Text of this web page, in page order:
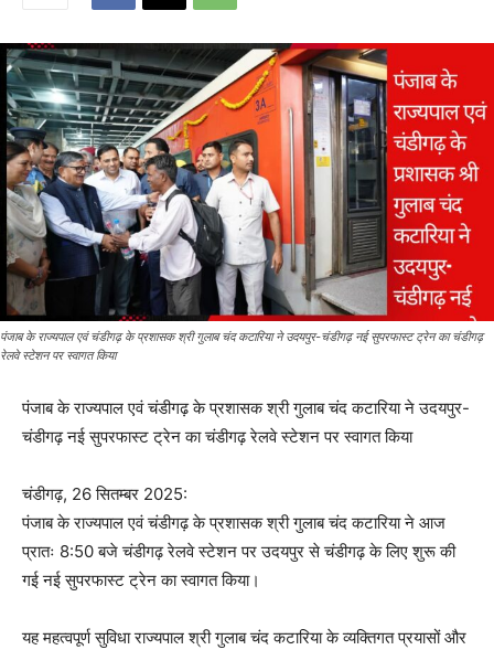
पंजाब के राज्यपाल एवं चंडीगढ़ के प्रशासक श्री गुलाब चंद कटारिया ने उदयपुर-चंडीगढ़ नई सुपरफास्ट ट्रेन का चंडीगढ़
रेलवे स्टेशन पर स्वागत किया
पंजाब के राज्यपाल एवं चंडीगढ़ के प्रशासक श्री गुलाब चंद कटारिया ने उदयपुर-
चंडीगढ़ नई सुपरफास्ट ट्रेन का चंडीगढ़ रेलवे स्टेशन पर स्वागत किया
चंडीगढ़, 26 सितम्बर 2025:
पंजाब के राज्यपाल एवं चंडीगढ़ के प्रशासक श्री गुलाब चंद कटारिया ने आज
प्रातः 8:50 बजे चंडीगढ़ रेलवे स्टेशन पर उदयपुर से चंडीगढ़ के लिए शुरू की
गई नई सुपरफास्ट ट्रेन का स्वागत किया।
यह महत्वपूर्ण सुविधा राज्यपाल श्री गुलाब चंद कटारिया के व्यक्तिगत प्रयासों और